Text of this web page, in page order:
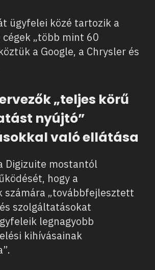
ügyfelei közé tartozik a
„több mint 60
a Google, a Chrysler és
„teljes körű
nyújtó”
való ellátása
Digizuite mostantól
hogy a
számára „továbbfejlesztett
szolgáltatásokat
legnagyobb
kihívásainak